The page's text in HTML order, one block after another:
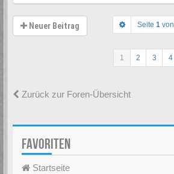
Neuer Beitrag Seite 1 von
1 2 3 4
Zurück zur Foren-Übersicht
FAVORITEN
Startseite